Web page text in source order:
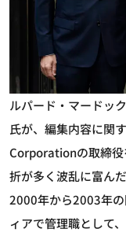
ルパード・マードッ
氏が、編集内容に関
Corporationの取締役
折が多く波乱に富ん
2000年から2003年
ィアで管理職として